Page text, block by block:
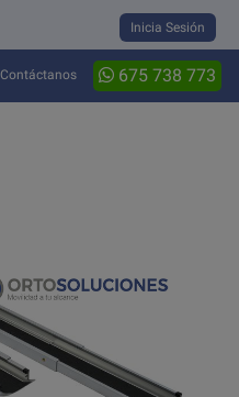
Inicia Sesión
Contáctanos 675 738 773